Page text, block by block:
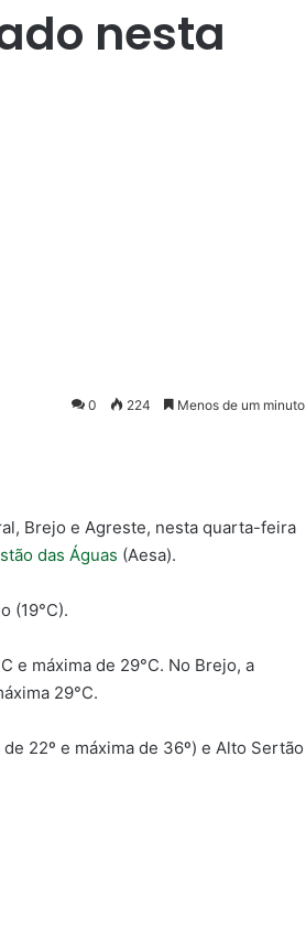
nesta
0 224 Menos de um minuto
Brejo e Agreste, nesta quarta-feira
das Águas (Aesa).
(19°C).
e máxima de 29°C. No Brejo, a
29°C.
22º e máxima de 36º) e Alto Sertão